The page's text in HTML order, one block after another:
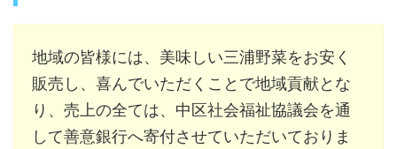
地域の皆様には、美味しい三浦野菜をお安く
販売し、喜んでいただくことで地域貢献とな
り、売上の全ては、中区社会福祉協議会を通
して善意銀行へ寄付させていただいておりま